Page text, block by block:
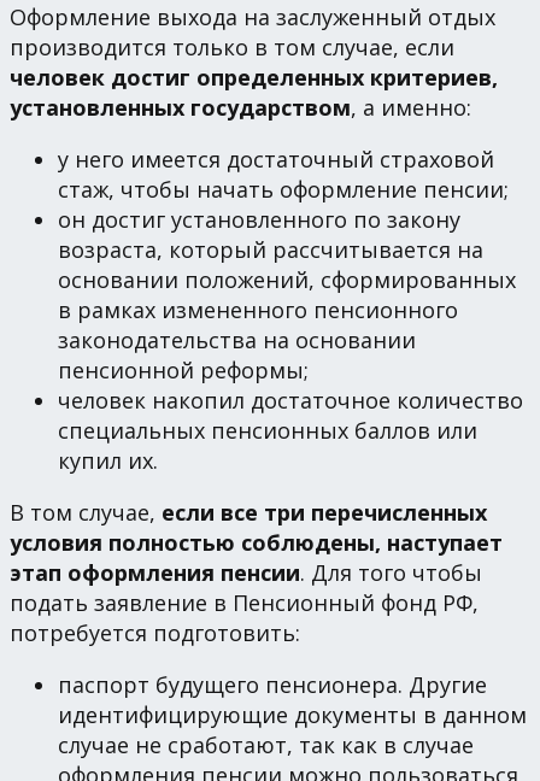
Оформление выхода на заслуженный отдых
производится только в том случае, если
человек достиг определенных критериев,
установленных государством, а именно:
у него имеется достаточный страховой
стаж, чтобы начать оформление пенсии;
он достиг установленного по закону
возраста, который рассчитывается на
основании положений, сформированных
в рамках измененного пенсионного
законодательства на основании
пенсионной реформы;
человек накопил достаточное количество
специальных пенсионных баллов или
купил их.
В том случае, если все три перечисленных
условия полностью соблюдены, наступает
этап оформления пенсии. Для того чтобы
подать заявление в Пенсионный фонд РФ,
потребуется подготовить:
паспорт будущего пенсионера. Другие
идентифицирующие документы в данном
случае не сработают, так как в случае
оформления пенсии можно пользоваться